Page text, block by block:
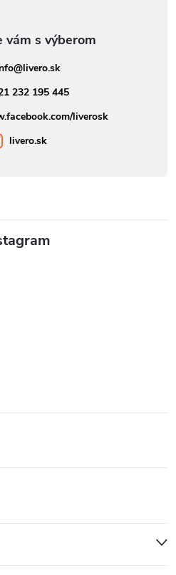
@livero.sk
232 195 445
liverosk
livero.sk